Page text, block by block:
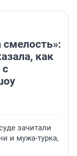
как
с
зачитали
и мужа-турка,